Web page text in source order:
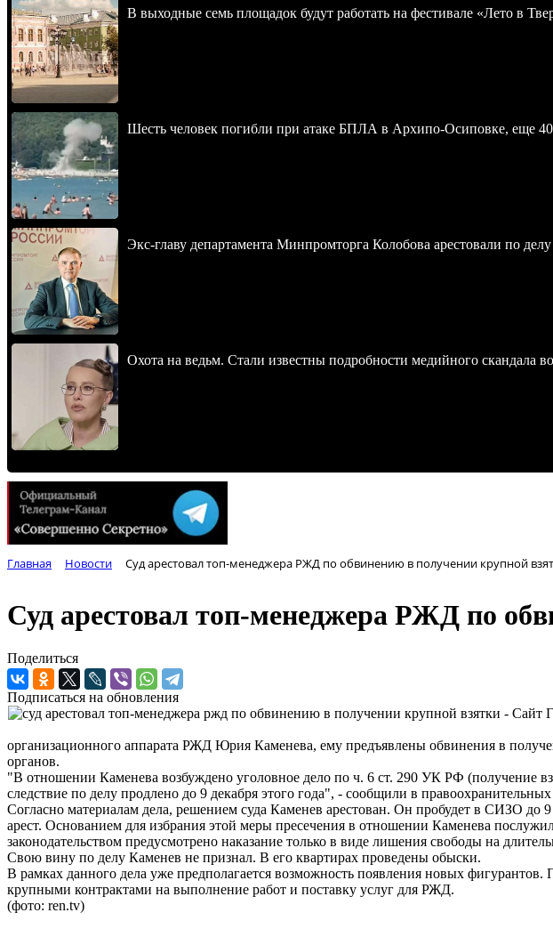
В выходные семь площадок будут работать на фестивале «Лето в
Шесть человек погибли при атаке БПЛА в Архипо-Осиповке, еще 40
Экс-главу департамента Минпромторга Колобова арестовали по
Охота на ведьм. Стали известны подробности медийного скандала
Главная Новости Суд арестовал топ-менеджера РЖД по обвинению в получении крупной
Суд арестовал топ-менеджера РЖД по
Поделиться
Подписаться на обновления
организационного аппарата РЖД Юрия Каменева, ему предъявлены обвинения в
органов.
"В отношении Каменева возбуждено уголовное дело по ч. 6 ст. 290 УК РФ (получение
следствие по делу продлено до 9 декабря этого года", - сообщили в правоохранительных
Согласно материалам дела, решением суда Каменев арестован. Он пробудет в СИЗО до
арест. Основанием для избрания этой меры пресечения в отношении Каменева
законодательством предусмотрено наказание только в виде лишения свободы на
Свою вину по делу Каменев не признал. В его квартирах проведены обыски.
В рамках данного дела уже предполагается возможность появления новых
крупными контрактами на выполнение работ и поставку услуг для РЖД.
(фото: ren.tv)